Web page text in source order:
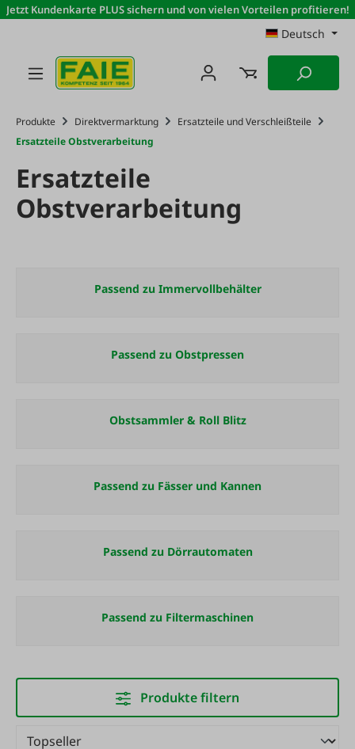
Zum Hauptinhalt springen
Jetzt Kundenkarte PLUS sichern und von vielen Vorteilen profitieren!
Deutsch
Produkte Direktvermarktung
Ersatzteile und Verschleißteile
Ersatzteile Obstverarbeitung
Ersatzteile
Obstverarbeitung
Passend zu Immervollbehälter
Passend zu Obstpressen
Obstsammler & Roll Blitz
Passend zu Fässer und Kannen
Passend zu Dörrautomaten
Passend zu Filtermaschinen
Produkte filtern